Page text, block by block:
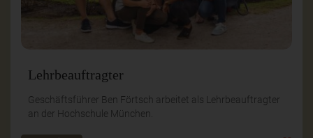
Lehrbeauftragter
Geschäftsführer Ben Förtsch arbeitet als Lehrbeauftragter
an der Hochschule München.